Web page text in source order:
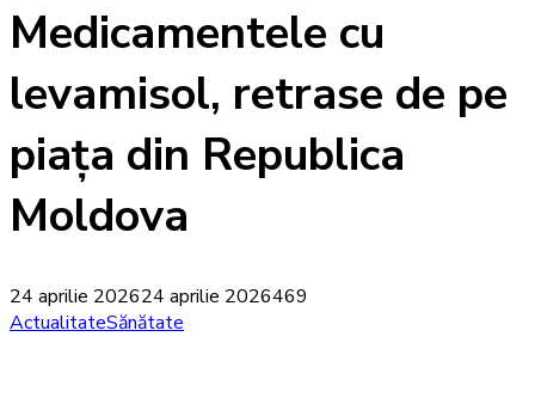
Medicamentele cu
levamisol, retrase de pe
piața din Republica
Moldova
24 aprilie 202624 aprilie 2026469
ActualitateSănătate